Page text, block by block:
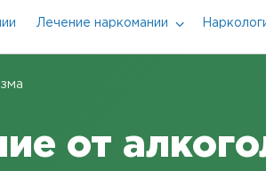
Лечение наркомании
от